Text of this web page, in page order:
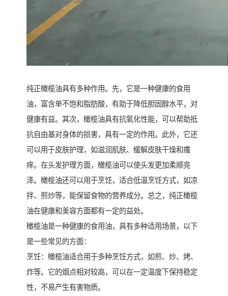
纯正橄榄油具有多种作用。先，它是一种健康的食用
油，富含单不饱和脂肪酸，有助于降低胆固醇水平，对
健康有益。其次，橄榄油具有抗氧化性能，可以帮助抵
抗自由基对身体的损害，具有一定的作用。此外，它还
可以用于皮肤护理，如滋润肌肤、缓解皮肤干燥和瘙
痒。在头发护理方面，橄榄油可以使头发更加柔顺亮
泽。橄榄油还可以用于烹饪，适合低温烹饪方式，如凉
拌、煎炒等，能保留食物的营养成分。总之，纯正橄榄
油在健康和美容方面都有一定的益处。
橄榄油是一种健康的食用油，具有多种适用场景，以下
是一些常见的方面：
烹饪：橄榄油适合用于多种烹饪方式，如煎、炒、烤、
炸等。它的烟点相对较高，可以在一定温度下保持稳定
性，不易产生有害物质。